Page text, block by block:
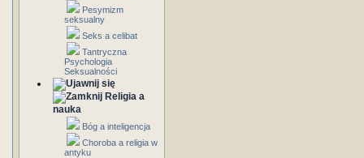
Pesymizm
seksualny
Seks a celibat
Tantryczna
Psychologia
Seksualności
Religia a
nauka
Bóg a inteligencja
Choroba a religia w
antyku